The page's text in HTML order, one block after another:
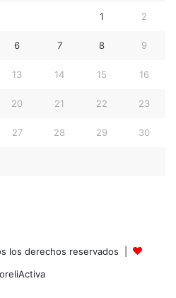
1 2
6 7 8 9
13 14 15 16
20 21 22 23
27 28 29 30
los derechos reservados |